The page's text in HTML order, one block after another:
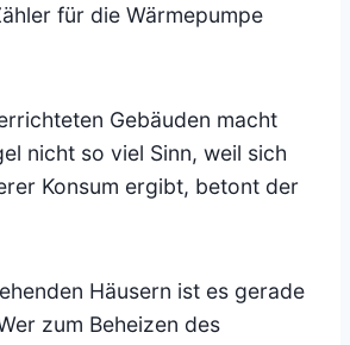
für die Wärmepumpe
Gebäuden macht
nicht so viel Sinn, weil sich
Konsum ergibt, betont der
Häusern ist es gerade
zum Beheizen des